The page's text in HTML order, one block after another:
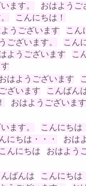
ます。
おはようご
こんにちは！
うございます
こん
ございます。
こん
ようございます
こ
はようございます
ざいます
こんばん
おはようございま
ます。
こんにちは
にちは・・・
おは
こんにちは
おはよう
んばんは
こんにちは